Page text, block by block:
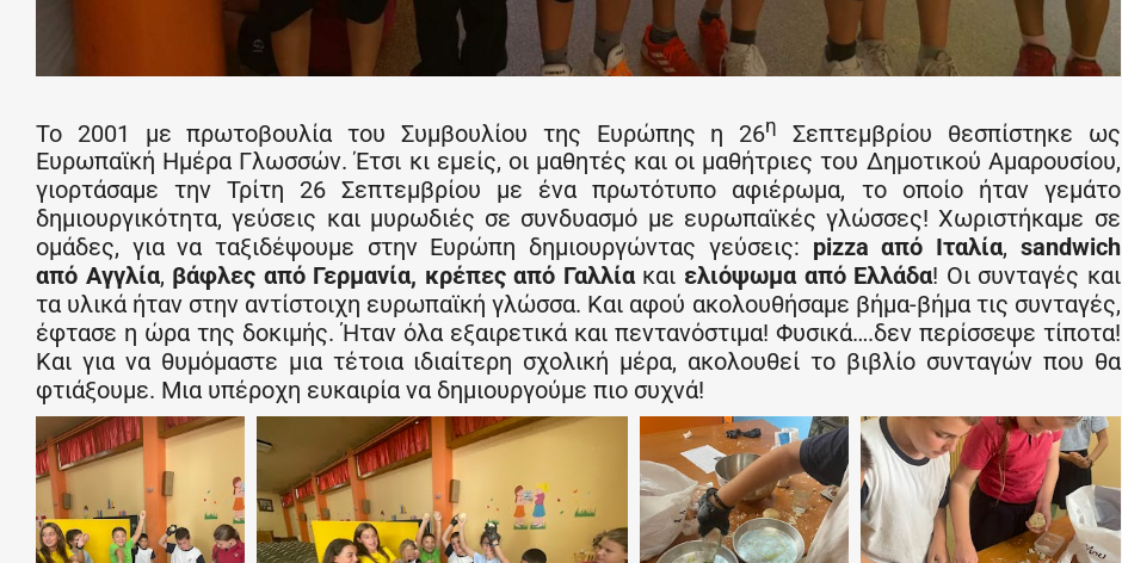
Το 2001 με πρωτοβουλία του Συμβουλίου της Ευρώπης η 26η
Σεπτεμβρίου θεσπίστηκε ως
Ευρωπαϊκή Ημέρα Γλωσσών. Έτσι κι εμείς, οι μαθητές και οι μαθήτριες του Δημοτικού Αμαρουσίου,
γιορτάσαμε την Τρίτη 26 Σεπτεμβρίου με ένα πρωτότυπο αφιέρωμα, το οποίο ήταν γεμάτο
δημιουργικότητα, γεύσεις και μυρωδιές σε συνδυασμό με ευρωπαϊκές γλώσσες! Χωριστήκαμε σε
ομάδες, για να ταξιδέψουμε στην Ευρώπη δημιουργώντας γεύσεις: pizza από Ιταλία, sandwich
από Αγγλία, βάφλες από Γερμανία, κρέπες από Γαλλίακαι ελιόψωμα από Ελλάδα! Οι συνταγές και
τα υλικά ήταν στην αντίστοιχη ευρωπαϊκή γλώσσα. Και αφού ακολουθήσαμε βήμα-βήμα τις συνταγές,
έφτασε η ώρα της δοκιμής. Ήταν όλα εξαιρετικά και πεντανόστιμα! Φυσικά….δεν περίσσεψε τίποτα!
Και για να θυμόμαστε μια τέτοια ιδιαίτερη σχολική μέρα, ακολουθεί το βιβλίο συνταγών που θα
φτιάξουμε. Μια υπέροχη ευκαιρία να δημιουργούμε πιο συχνά!